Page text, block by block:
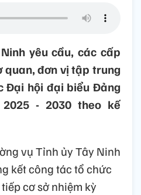
yêu cầu, các cấp
quan, đơn vị tập trung
Đại hội đại biểu Đảng
- 2030 theo kế
vụ Tỉnh ủy Tây Ninh
kết công tác tổ chức
cơ sở nhiệm kỳ